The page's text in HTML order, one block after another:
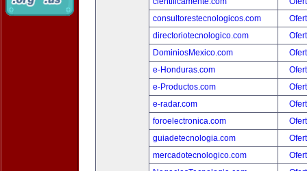
consultorestecnologicos.com
directoriotecnologico.com
DominiosMexico.com
e-Honduras.com
e-Productos.com
e-radar.com
foroelectronica.com
guiadetecnologia.com
mercadotecnologico.com